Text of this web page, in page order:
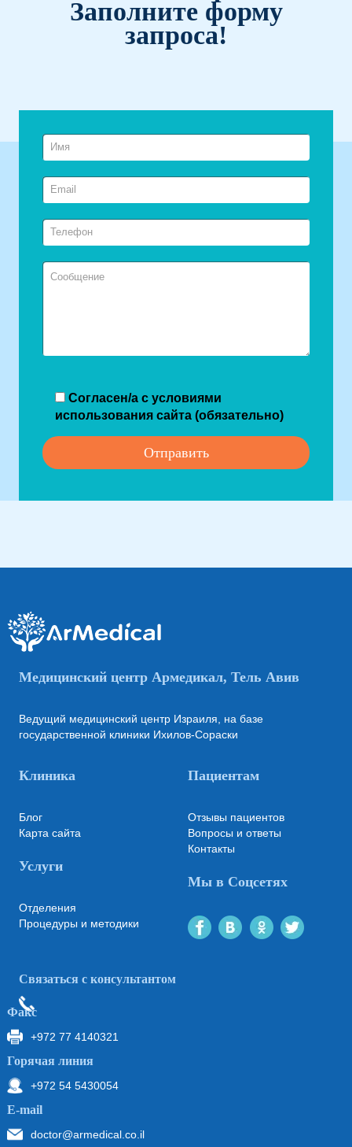
Заполните форму
запроса!
Согласен/а с условиями
использования сайта (обязательно)
Медицинский центр Армедикал, Тель Авив
Ведущий медицинский центр Израиля, на базе
государственной клиники Ихилов-Сораски
Клиника
Блог
Карта сайта
Услуги
Отделения
Процедуры и методики
Пациентам
Отзывы пациентов
Вопросы и ответы
Контакты
Мы в Соцсетях
Связаться с консультантом
Факс
+972 77 4140321
Горячая линия
+972 54 5430054
Е-mail
doctor@armedical.co.il